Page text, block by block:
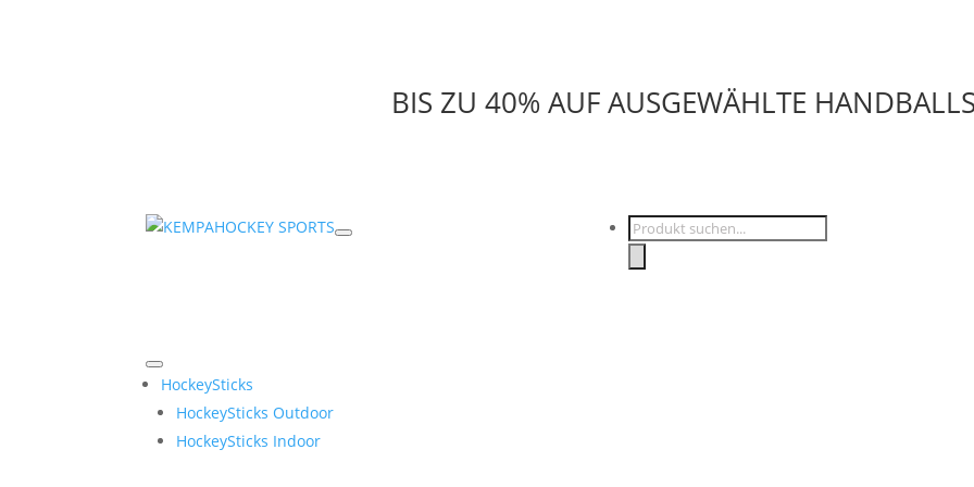
BIS ZU 40% AUF AUSGEWÄHLTE
Products
HockeySticks
HockeySticks Outdoor
HockeySticks Indoor